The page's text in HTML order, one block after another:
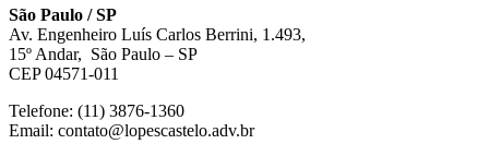
São Paulo / SP
Av. Engenheiro Luís Carlos Berrini, 1.493,
15º Andar, São Paulo – SP
CEP 04571-011
Telefone: (11) 3876-1360
Email: contato@lopescastelo.adv.br